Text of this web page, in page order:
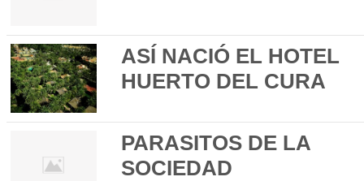
ASÍ NACIÓ EL HOTEL
HUERTO DEL CURA
PARASITOS DE LA
SOCIEDAD